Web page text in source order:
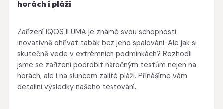
horách i pláži
Zařízení IQOS ILUMA je známé svou schopností
inovativně ohřívat tabák bez jeho spalování. Ale jak si
skutečně vede v extrémních podmínkách? Rozhodli
jsme se zařízení podrobit náročným testům nejen na
horách, ale i na sluncem zalité pláži. Přinášíme vám
detailní výsledky našeho testování.